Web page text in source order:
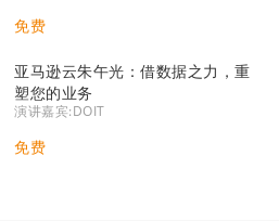
免费
亚马逊云朱午光：借数据之力，重
塑您的业务
演讲嘉宾:DOIT
免费